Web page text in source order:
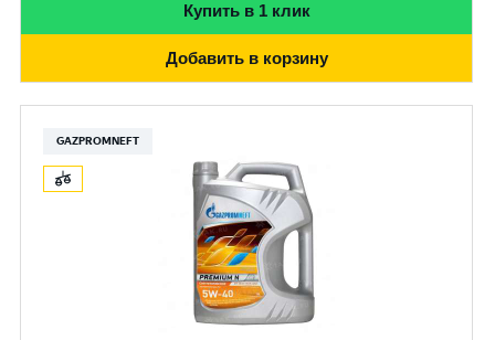
Купить в 1 клик
Добавить в корзину
GAZPROMNEFT